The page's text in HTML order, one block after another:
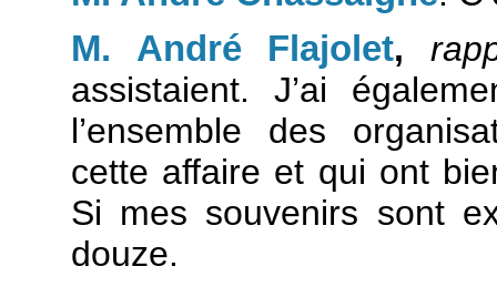
M. André Flajolet,
assistaient. J’ai
l’ensemble des
cette affaire et qui ont
Si mes souvenirs sont
douze.